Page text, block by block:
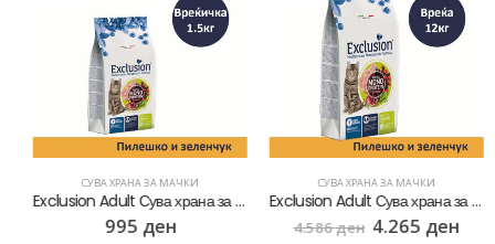
СУВА ХРАНА ЗА МАЧКИ
Exclusion Adult Сува храна за Возрасни мачки со Пилешко и зеленчук [Вреќичка 1.5кг]
995ден
СУВА ХРАНА ЗА МАЧКИ
Exclusion Adult Сува храна за Возрасни мачки со Пилешко и зеленчук [Вреќа 12кг]
4.586ден 4.265ден